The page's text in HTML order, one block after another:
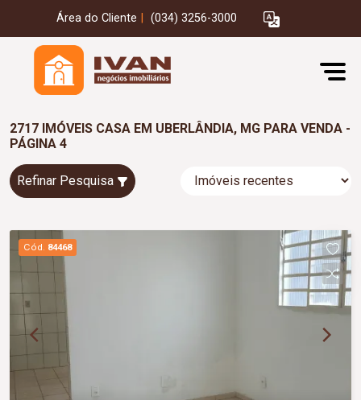
Área do Cliente (034) 3256-3000
2717 IMÓVEIS CASA EM UBERLÂNDIA, MG PARA VENDA -
PÁGINA 4
Refinar Pesquisa
Cód. 84468